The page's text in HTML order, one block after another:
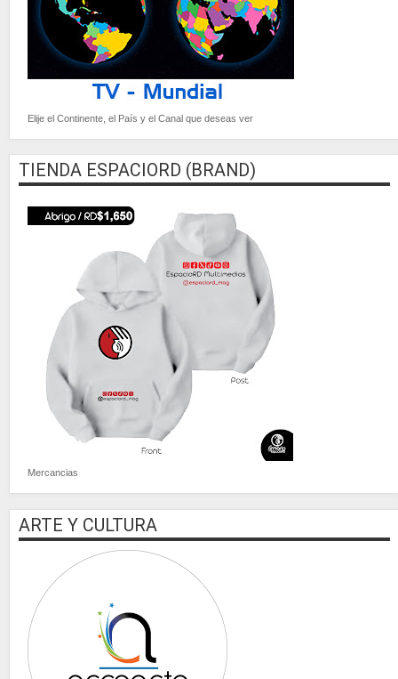
Elije el Continente, el País y el Canal que deseas ver
TIENDA ESPACIORD (BRAND)
Mercancias
ARTE Y CULTURA